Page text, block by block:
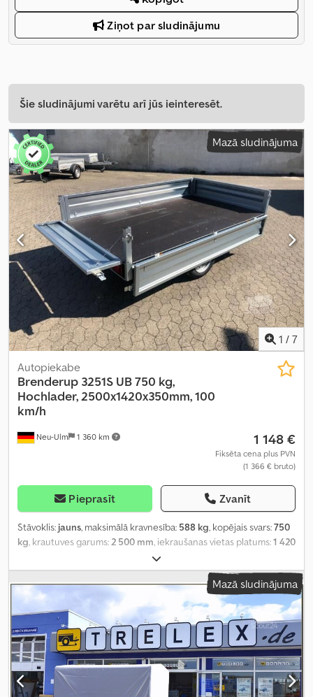
Ziņot par sludinājumu
Šie sludinājumi varētu arī jūs ieinteresēt.
Mazā sludinājuma
1 / 7
Neu-Ulm 1 360 km
Autopiekabe
Brenderup 3251S UB 750 kg,
Hochlader, 2500x1420x350mm, 100
km/h
1 148 €
Fiksēta cena plus PVN
(1 366 € bruto)
Pieprasīt Zvanīt
Stāvoklis: jauns, maksimālā kravnesība: 588 kg, kopējais svars:750
kg , krautuves garums: 2 500 mm , iekraušanas vietas platums:1 420
, iekraušanas telpas augstums:
tilpums:1,4 m³, krāsa:cits, būvniecības augstums:960 mm, darba
platums:1 490 mm, Mazā sludinājuma